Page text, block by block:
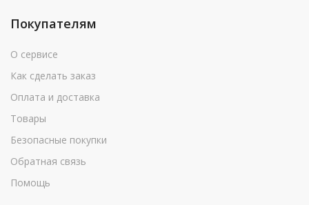
Покупателям
О сервисе
Как сделать заказ
Оплата и доставка
Товары
Безопасные покупки
Обратная связь
Помощь